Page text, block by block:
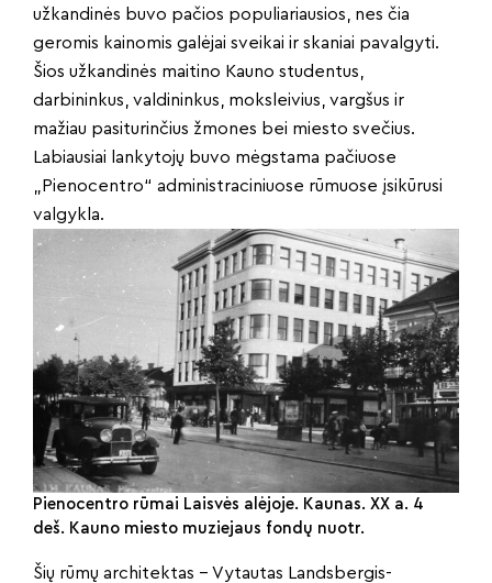
užkandinės buvo pačios populiariausios, nes čia
geromis kainomis galėjai sveikai ir skaniai pavalgyti.
Šios užkandinės maitino Kauno studentus,
darbininkus, valdininkus, moksleivius, vargšus ir
mažiau pasiturinčius žmones bei miesto svečius.
Labiausiai lankytojų buvo mėgstama pačiuose
„Pienocentro“ administraciniuose rūmuose įsikūrusi
valgykla.
Pienocentro rūmai Laisvės alėjoje. Kaunas. XX a. 4
deš. Kauno miesto muziejaus fondų nuotr.
Šių rūmų architektas – Vytautas Landsbergis-